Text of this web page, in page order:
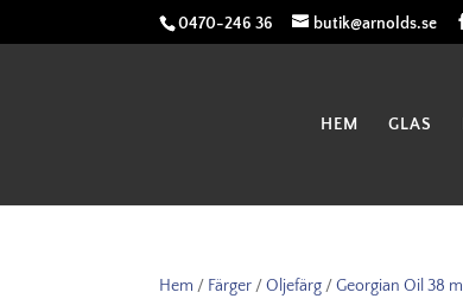
0470-246 36 butik@arnolds.se
HEM GLAS
Hem / Färger /Oljefärg /Georgian Oil 38 ml